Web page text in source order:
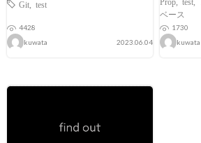
Git test
4428
kuwata
2023.06.04
ベース
1730
kuwata